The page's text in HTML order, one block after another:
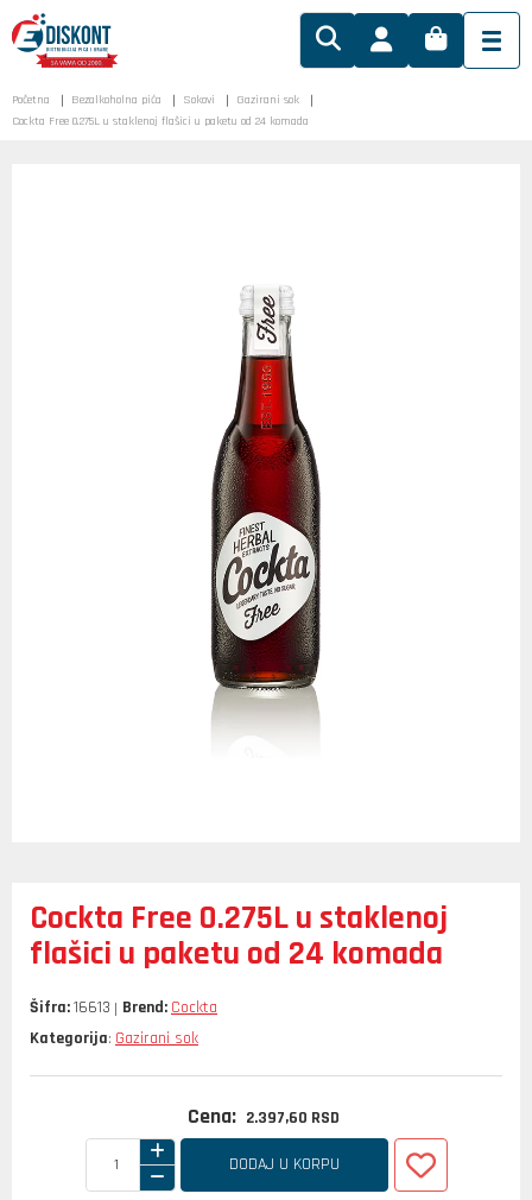
Početna Bezalkoholna pića Sokovi
Gazirani sok
Cockta Free 0.275L u staklenoj flašici u paketu od 24 komada
Cockta Free 0.275L u staklenoj
flašici u paketu od 24 komada
Šifra:16613 Brend: Cockta
Kategorija: Gazirani sok
Cena: 2.397,60 RSD
DODAJ U KORPU